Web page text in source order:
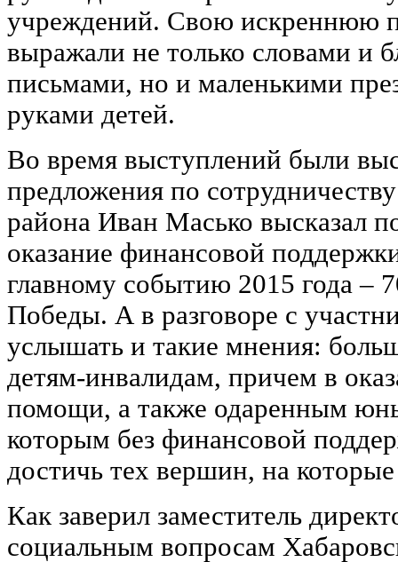
учреждений. Свою искреннюю
выражали не только словами и
письмами, но и маленькими
руками детей.
Во время выступлений были
предложения по
района Иван Масько высказал
оказание финансовой
главному событию 2015 года –
Победы. А в разговоре с
услышать и такие мнения:
детям-инвалидам, причем в
помощи, а также одаренным
которым без финансовой
достичь тех вершин, на
Как заверил заместитель
социальным вопросам